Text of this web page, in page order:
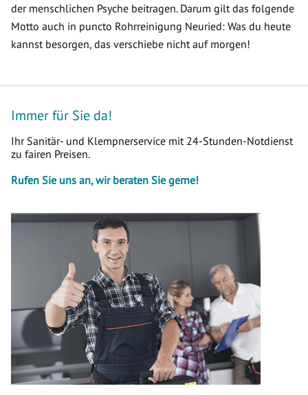
der menschlichen Psyche beitragen. Darum gilt das folgende
Motto auch in puncto Rohrreinigung Neuried: Was du heute
kannst besorgen, das verschiebe nicht auf morgen!
Immer für Sie da!
Ihr Sanitär- und Klempnerservice mit 24-Stunden-Notdienst
zu fairen Preisen.
Rufen Sie uns an, wir beraten Sie gerne!